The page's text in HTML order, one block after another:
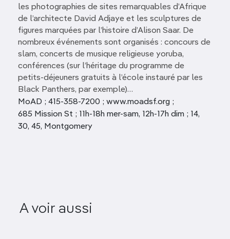
les photographies de sites remarquables d’Afrique
de l’architecte David Adjaye et les sculptures de
figures marquées par l’histoire d’Alison Saar. De
nombreux événements sont organisés : concours de
slam, concerts de musique religieuse yoruba,
conférences (sur l’héritage du programme de
petits-­déjeuners gratuits à l’école instauré par les
Black Panthers, par exemple)…
MoAD ; 415-358-7200 ; www.moadsf.org ;
685 Mission St ; 11h-18h mer-sam, 12h-17h dim ; 14,
30, 45, Montgomery
A voir aussi
Design